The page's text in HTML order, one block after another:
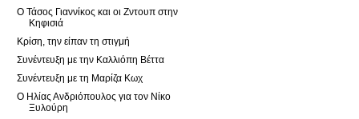
Ο Τάσος Γιαννίκος και οι Ζντουπ στην
Κηφισιά
Κρίση, την είπαν τη στιγμή
Συνέντευξη με την Καλλιόπη Βέττα
Συνέντευξη με τη Μαρίζα Κωχ
Ο Ηλίας Ανδριόπουλος για τον Νίκο
Ξυλούρη